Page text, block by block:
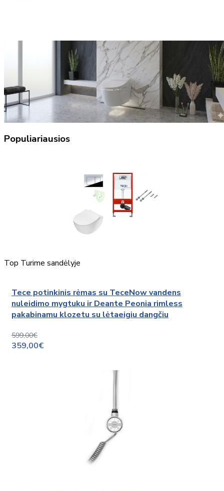
Populiariausios
Top Turime sandėlyje
Tece potinkinis rėmas su TeceNow vandens
nuleidimo mygtuku ir Deante Peonia rimless
pakabinamu klozetu su lėtaeigiu dangčiu
599,00€
359,00€